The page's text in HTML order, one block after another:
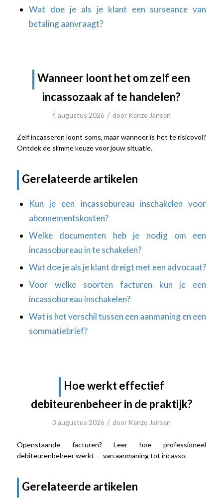
Wat doe je als je klant een surseance van
betaling aanvraagt?
Wanneer loont het om zelf een
incassozaak af te handelen?
4 augustus 2026 / door Kenzo Jansen
Zelf incasseren loont soms, maar wanneer is het te risicovol?
Ontdek de slimme keuze voor jouw situatie.
Gerelateerde artikelen
Kun je een incassobureau inschakelen voor
abonnementskosten?
Welke documenten heb je nodig om een
incassobureau in te schakelen?
Wat doe je als je klant dreigt met een advocaat?
Voor welke soorten facturen kun je een
incassobureau inschakelen?
Wat is het verschil tussen een aanmaning en een
sommatiebrief?
Hoe werkt effectief
debiteurenbeheer in de praktijk?
3 augustus 2026 / door Kenzo Jansen
Openstaande facturen? Leer hoe professioneel
debiteurenbeheer werkt — van aanmaning tot incasso.
Gerelateerde artikelen